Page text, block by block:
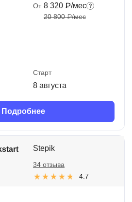
От 8 320 ₽/мес
20 800 ₽/мес
Старт
8 августа
Подробнее
Stepik
4.7
34 отзыва